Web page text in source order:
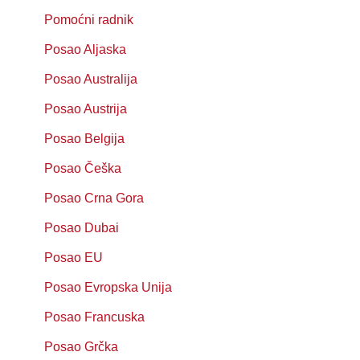
Pomoćni radnik
Posao Aljaska
Posao Australija
Posao Austrija
Posao Belgija
Posao Češka
Posao Crna Gora
Posao Dubai
Posao EU
Posao Evropska Unija
Posao Francuska
Posao Grčka